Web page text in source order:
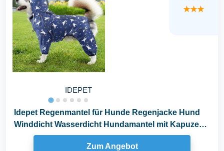
IDEPET
★★★
Idepet Regenmantel für Hunde Regenjacke Hund
Winddicht Wasserdicht Hundamantel mit Kapuze
Zum Angebot